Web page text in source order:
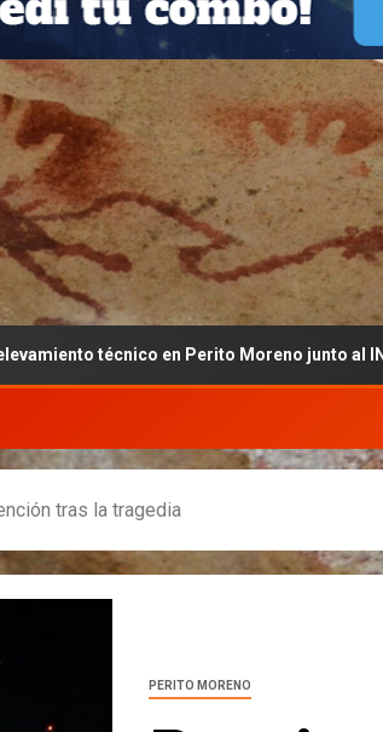
en Perito Moreno junto al INET y la
tras la tragedia
PERITO MORENO